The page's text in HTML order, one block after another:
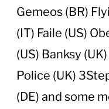
Gemeos (BR)
(IT) Faile (US)
(US) Banksy
Police (UK)
(DE) and some